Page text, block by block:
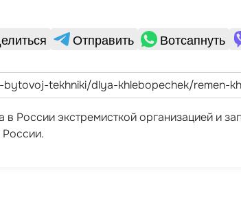
Отправить Вотсапнуть
России экстремисткой организацией и